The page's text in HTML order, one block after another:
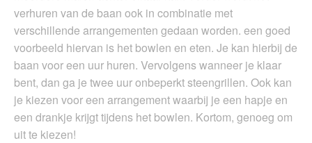
verhuren van de baan ook in combinatie met
verschillende arrangementen gedaan worden. een goed
voorbeeld hiervan is het bowlen en eten. Je kan hierbij de
baan voor een uur huren. Vervolgens wanneer je klaar
bent, dan ga je twee uur onbeperkt steengrillen. Ook kan
je kiezen voor een arrangement waarbij je een hapje en
een drankje krijgt tijdens het bowlen. Kortom, genoeg om
uit te kiezen!